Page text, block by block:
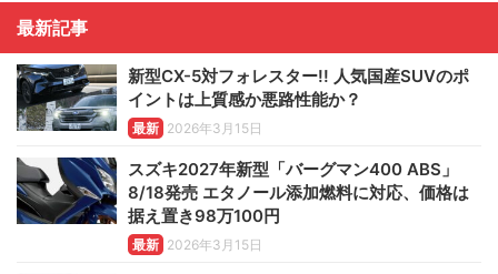
最新記事
新型CX-5対フォレスター!! 人気国産SUVのポ
イントは上質感か悪路性能か？
最新 2026年3月15日
スズキ2027年新型「バーグマン400 ABS」
8/18発売 エタノール添加燃料に対応、価格は
据え置き98万100円
最新 2026年3月15日